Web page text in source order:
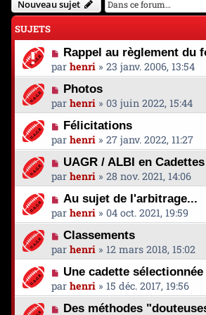
Nouveau sujet
SUJETS
Rappel au règlement du
par henri » 23 janv. 2006, 13:54
Photos
par henri » 03 juin 2022, 15:44
Félicitations
par henri » 27 janv. 2022, 11:27
UAGR / ALBI en Cadettes
par henri » 28 nov. 2021, 14:06
Au sujet de l'arbitrage...
par henri » 04 oct. 2021, 19:59
Classements
par henri » 12 mars 2018, 15:02
Une cadette sélectionnée
par henri » 15 déc. 2017, 19:56
Des méthodes